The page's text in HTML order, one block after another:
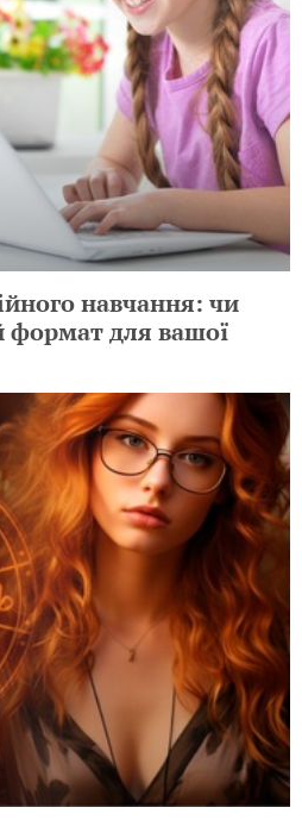
навчання: чи
формат для вашої